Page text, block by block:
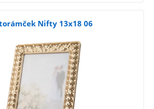
Nifty 13x18 06